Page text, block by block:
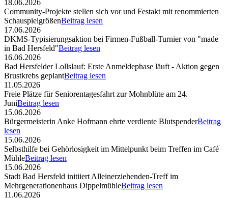
18.06.2026
Community-Projekte stellen sich vor und Festakt mit renommierten
SchauspielgrößenBeitrag lesen
17.06.2026
DKMS-Typisierungsaktion bei Firmen-Fußball-Turnier von "made
in Bad Hersfeld"Beitrag lesen
16.06.2026
Bad Hersfelder Lollslauf: Erste Anmeldephase läuft - Aktion gegen
Brustkrebs geplantBeitrag lesen
11.05.2026
Freie Plätze für Seniorentagesfahrt zur Mohnblüte am 24.
JuniBeitrag lesen
15.06.2026
Bürgermeisterin Anke Hofmann ehrte verdiente BlutspenderBeitrag
lesen
15.06.2026
Selbsthilfe bei Gehörlosigkeit im Mittelpunkt beim Treffen im Café
MühleBeitrag lesen
15.06.2026
Stadt Bad Hersfeld initiiert Alleinerziehenden-Treff im
Mehrgenerationenhaus DippelmühleBeitrag lesen
11.06.2026